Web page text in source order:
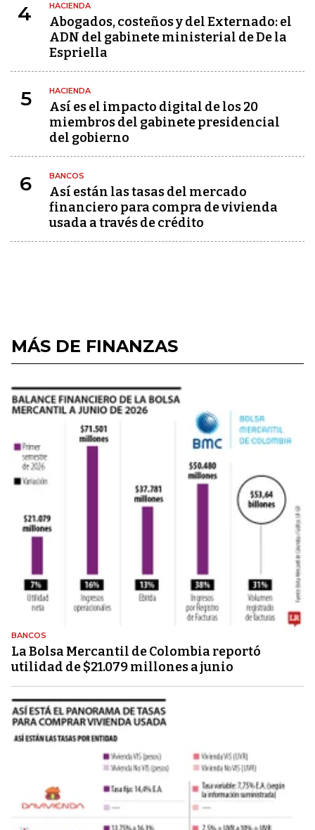
4 HACIENDA
Abogados, costeños y del Externado: el
ADN del gabinete ministerial de De la
Espriella
5 HACIENDA
Así es el impacto digital de los 20
miembros del gabinete presidencial
del gobierno
6 BANCOS
Así están las tasas del mercado
financiero para compra de vivienda
usada a través de crédito
MÁS DE FINANZAS
BANCOS
La Bolsa Mercantil de Colombia reportó
utilidad de $21.079 millones a junio